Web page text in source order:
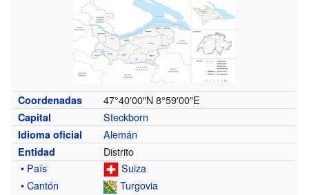
Coordenadas 47°40′00″N 8°59′00″E
Capital Steckborn
Idioma oficial Alemán
Entidad
Distrito
• País
Suiza
•Cantón
Turgovia